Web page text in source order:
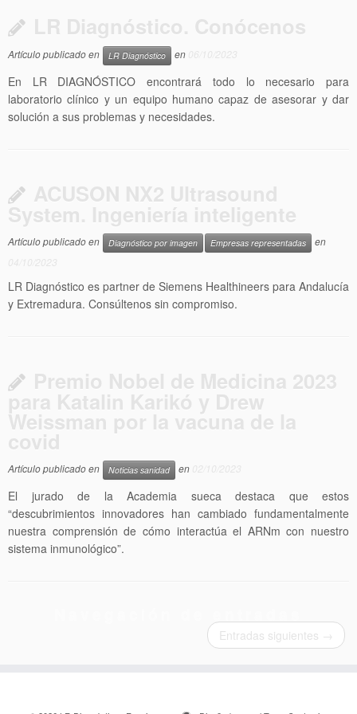
LR Diagnóstico. Conócenos
Artículo publicado en LR Diagnóstico en
En LR DIAGNÓSTICO encontrará todo lo necesario para
laboratorio clínico y un equipo humano capaz de asesorar y dar
solución a sus problemas y necesidades.
ACUSON NX2 Ultrasound
System. Ingeniería inteligente
Artículo publicado en Diagnóstico por imagen Empresas representadas
en
LR Diagnóstico es partner de Siemens Healthineers para Andalucía
y Extremadura. Consúltenos sin compromiso.
Premio Nobel de Medicina 2023
para Katalin Karikó y Drew
Weissman por la vacuna de la
covid
Artículo publicado en Noticias sanidad en
El jurado de la Academia sueca destaca que estos
“descubrimientos innovadores han cambiado fundamentalmente
nuestra comprensión de cómo interactúa el ARNm con nuestro
sistema inmunológico”.
Entradas siguientes →